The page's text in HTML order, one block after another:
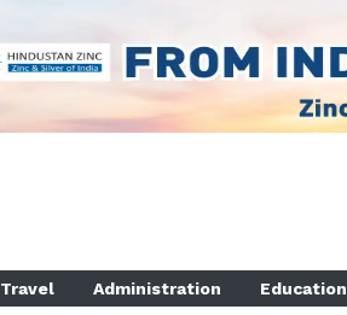
Travel Administration Education